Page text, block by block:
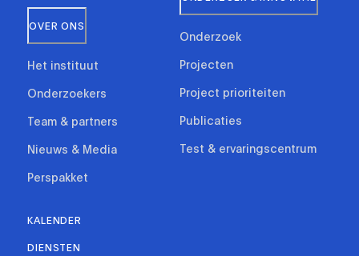
OVER ONS
Het instituut
Onderzoekers
Team & partners
Nieuws & Media
Perspakket
Onderzoek
Projecten
Project prioriteiten
Publicaties
Test & ervaringscentrum
KALENDER
DIENSTEN